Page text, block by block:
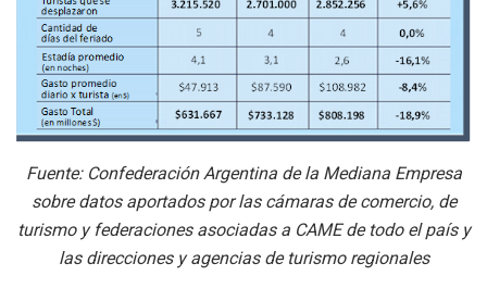
Fuente: Confederación Argentina de la Mediana Empresa
sobre datos aportados por las cámaras de comercio, de
turismo y federaciones asociadas a CAME de todo el país y
las direcciones y agencias de turismo regionales